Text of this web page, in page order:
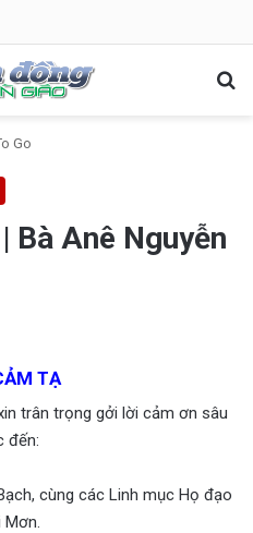
| Chúa Nhật XIX Thường Niên
Go
Bà Anê Nguyễn
TẠ
trân trọng gởi lời cảm ơn sâu
đến:
cùng các Linh mục Họ đạo
Mơn.